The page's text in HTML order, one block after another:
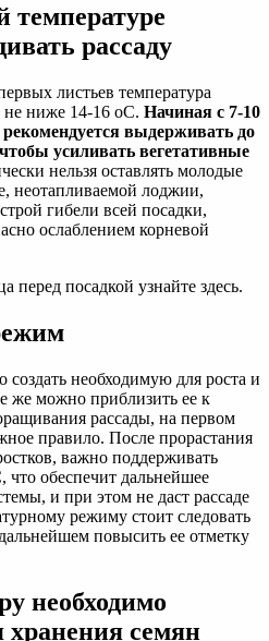
температуре
рассаду
листьев температура
ниже 14-16 oC. Начиная с 7-10
выдерживать до
усиливать вегетативные
нельзя оставлять молодые
неотапливаемой лоджии,
гибели всей посадки,
ослаблением корневой
перед посадкой узнайте здесь.
необходимую для роста и
же можно приблизить ее к
рассады, на первом
правило. После прорастания
важно поддерживать
что обеспечит дальнейшее
и при этом не даст рассаде
режиму стоит следовать
повысить ее отметку
необходимо
хранения семян